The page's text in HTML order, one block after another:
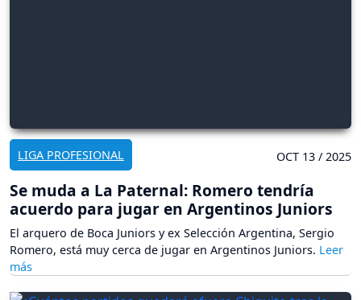
LIGA PROFESIONAL OCT 13 / 2025
Se muda a La Paternal: Romero tendría
acuerdo para jugar en Argentinos Juniors
El arquero de Boca Juniors y ex Selección Argentina, Sergio
Romero, está muy cerca de jugar en Argentinos Juniors.